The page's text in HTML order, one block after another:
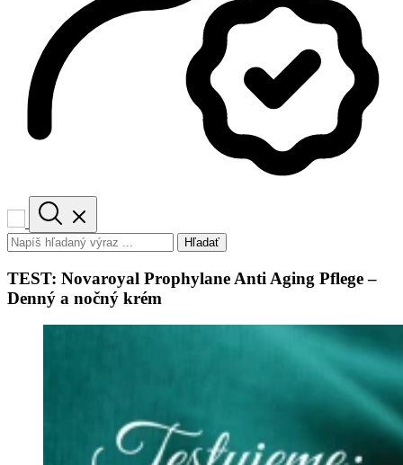
Hľadať
TEST: Novaroyal Prophylane Anti Aging Pflege –
Denný a nočný krém